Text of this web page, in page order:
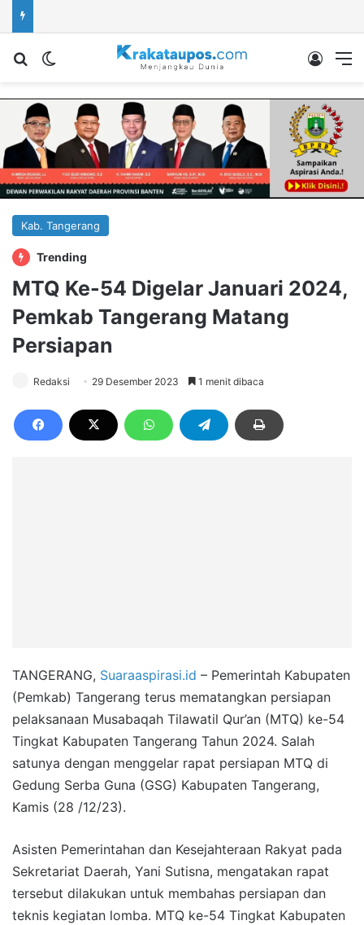
Cari berita...Switch skin Log In
Kab. Tangerang
Trending
MTQ Ke-54 Digelar Januari 2024,
Pemkab Tangerang Matang
Persiapan
Redaksi 29 Desember 2023 1 menit dibaca
TANGERANG, Suaraaspirasi.id – Pemerintah Kabupaten
(Pemkab) Tangerang terus mematangkan persiapan
pelaksanaan Musabaqah Tilawatil Qur’an (MTQ) ke-54
Tingkat Kabupaten Tangerang Tahun 2024. Salah
satunya dengan menggelar rapat persiapan MTQ di
Gedung Serba Guna (GSG) Kabupaten Tangerang,
Kamis (28 /12/23).
Asisten Pemerintahan dan Kesejahteraan Rakyat pada
Sekretariat Daerah, Yani Sutisna, mengatakan rapat
tersebut dilakukan untuk membahas persiapan dan
teknis kegiatan lomba. MTQ ke-54 Tingkat Kabupaten